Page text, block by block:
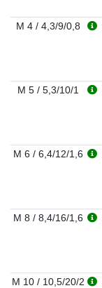
M 4 / 4,3/9/0,8
M 5 / 5,3/10/1
M 6 / 6,4/12/1,6
M 8 / 8,4/16/1,6
M 10 / 10,5/20/2